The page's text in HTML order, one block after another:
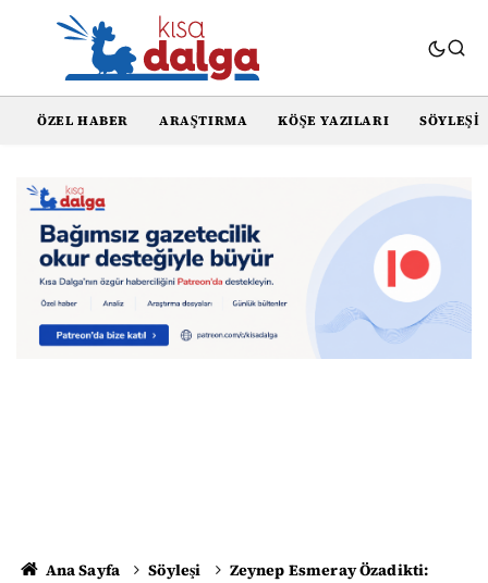
ÖZEL HABER ARAŞTIRMA KÖŞE YAZILARI SÖYLEŞI
Ana Sayfa Söyleşi
Zeynep Esmeray Özadikti: